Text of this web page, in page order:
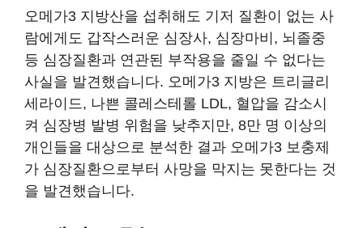
오메가3 지방산을 섭취해도 기저 질환이 없는 사
람에게도 갑작스러운 심장사, 심장마비, 뇌졸중
등 심장질환과 연관된 부작용을 줄일 수 없다는
사실을 발견했습니다. 오메가3 지방은 트리글리
세라이드, 나쁜 콜레스테롤 LDL, 혈압을 감소시
켜 심장병 발병 위험을 낮추지만, 8만 명 이상의
개인들을 대상으로 분석한 결과 오메가3 보충제
가 심장질환으로부터 사망을 막지는 못한다는 것
을 발견했습니다.